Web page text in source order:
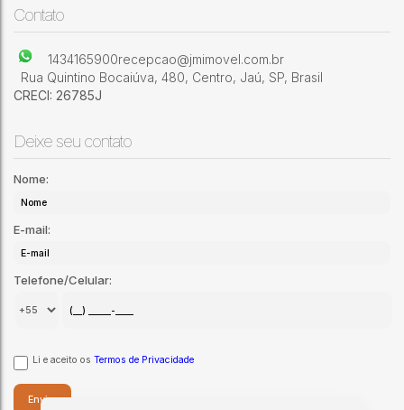
Jardim São José
Contato
1434165900recepcao@jmimovel.com.br
Rua Quintino Bocaiúva, 480, Centro, Jaú, SP, Brasil
CRECI: 26785J
Deixe seu contato
Nome:
E-mail:
Telefone/Celular:
Li e aceito os Termos de Privacidade